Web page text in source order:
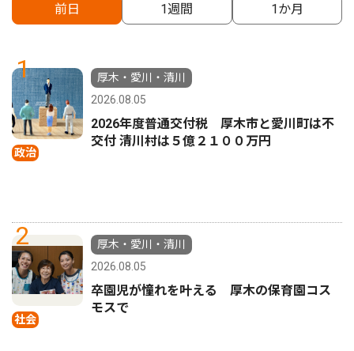
前日 1週間 1か月
1
政治
厚木・愛川・清川
2026.08.05
2026年度普通交付税 厚木市と愛川町は不
交付 清川村は５億２１００万円
2
社会
厚木・愛川・清川
2026.08.05
卒園児が憧れを叶える 厚木の保育園コス
モスで